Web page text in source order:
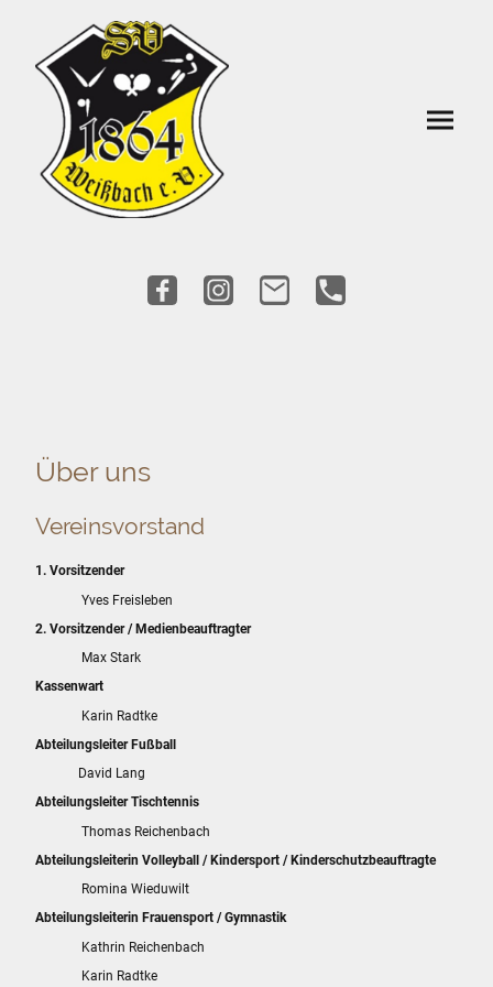
Über uns
Vereinsvorstand
1. Vorsitzender
Yves Freisleben
2. Vorsitzender / Medienbeauftragter
Max Stark
Kassenwart
Karin Radtke
Abteilungsleiter Fußball
David Lang
Abteilungsleiter Tischtennis
Thomas Reichenbach
Abteilungsleiterin Volleyball / Kindersport / Kinderschutzbeauftragte
Romina Wieduwilt
Abteilungsleiterin Frauensport / Gymnastik
Kathrin Reichenbach
Karin Radtke